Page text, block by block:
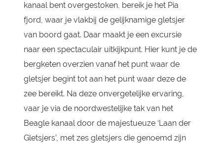
kanaal bent overgestoken, bereik je het Pia
fjord, waar je vlakbij de gelijknamige gletsjer
van boord gaat. Daar maakt je een excursie
naar een spectaculair uitkijkpunt. Hier kunt je de
bergketen overzien vanaf het punt waar de
gletsjer begint tot aan het punt waar deze de
zee bereikt. Na deze onvergetelijke ervaring,
vaar je via de noordwestelijke tak van het
Beagle kanaal door de majestueuze ‘Laan der
Gletsjers’, met zes gletsjers die genoemd zijn